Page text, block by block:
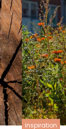
inspiration